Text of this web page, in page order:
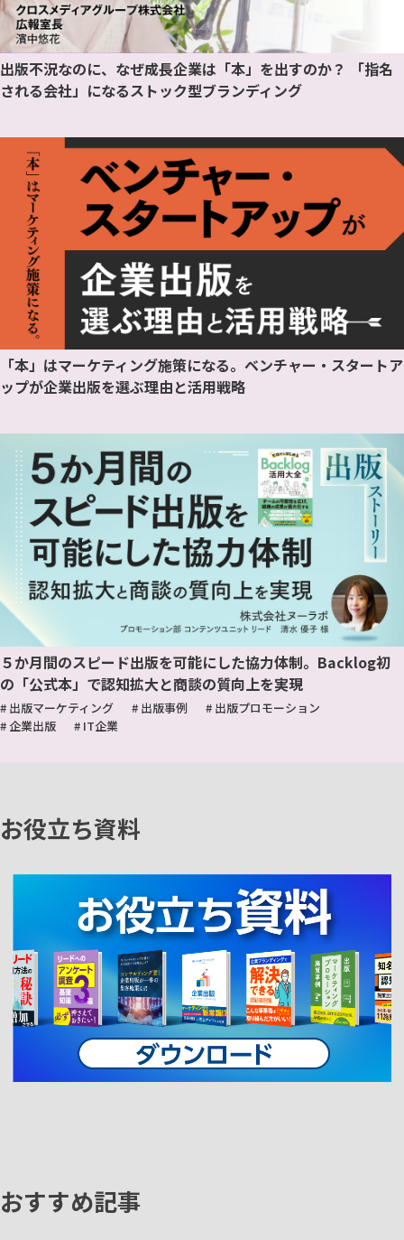
出版不況なのに、なぜ成長企業は「本」を出すのか？ 「指名
される会社」になるストック型ブランディング
「本」はマーケティング施策になる。ベンチャー・スタートア
ップが企業出版を選ぶ理由と活用戦略
５か月間のスピード出版を可能にした協力体制。Backlog初
の「公式本」で認知拡大と商談の質向上を実現
# 出版マーケティング # 出版事例
# 出版プロモーション
# 企業出版
# IT企業
お役立ち資料
おすすめ記事